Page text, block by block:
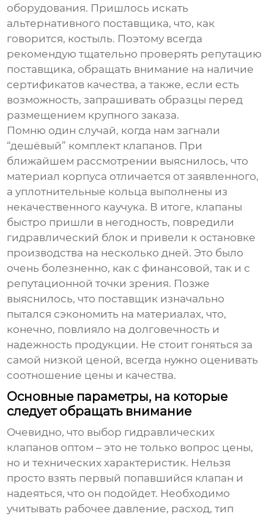
оборудования. Пришлось искать
альтернативного поставщика, что, как
говорится, костыль. Поэтому всегда
рекомендую тщательно проверять репутацию
поставщика, обращать внимание на наличие
сертификатов качества, а также, если есть
возможность, запрашивать образцы перед
размещением крупного заказа.
Помню один случай, когда нам загнали
“дешёвый” комплект клапанов. При
ближайшем рассмотрении выяснилось, что
материал корпуса отличается от заявленного,
а уплотнительные кольца выполнены из
некачественного каучука. В итоге, клапаны
быстро пришли в негодность, повредили
гидравлический блок и привели к остановке
производства на несколько дней. Это было
очень болезненно, как с финансовой, так и с
репутационной точки зрения. Позже
выяснилось, что поставщик изначально
пытался сэкономить на материалах, что,
конечно, повлияло на долговечность и
надежность продукции. Не стоит гоняться за
самой низкой ценой, всегда нужно оценивать
соотношение цены и качества.
Основные параметры, на которые
следует обращать внимание
Очевидно, что выбор гидравлических
клапанов оптом – это не только вопрос цены,
но и технических характеристик. Нельзя
просто взять первый попавшийся клапан и
надеяться, что он подойдет. Необходимо
учитывать рабочее давление, расход, тип